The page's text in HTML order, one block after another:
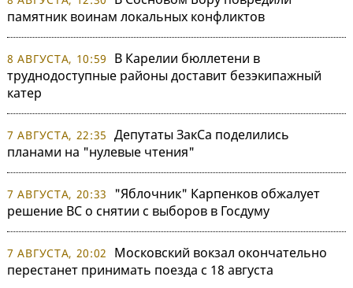
памятник воинам локальных конфликтов
8 АВГУСТА, 10:59
В Карелии бюллетени в
труднодоступные районы доставит безэкипажный
катер
7 АВГУСТА, 22:35 Депутаты ЗакСа поделились
планами на "нулевые чтения"
7 АВГУСТА, 20:33
"Яблочник" Карпенков обжалует
решение ВС о снятии с выборов в Госдуму
7 АВГУСТА, 20:02
Московский вокзал окончательно
перестанет принимать поезда с 18 августа